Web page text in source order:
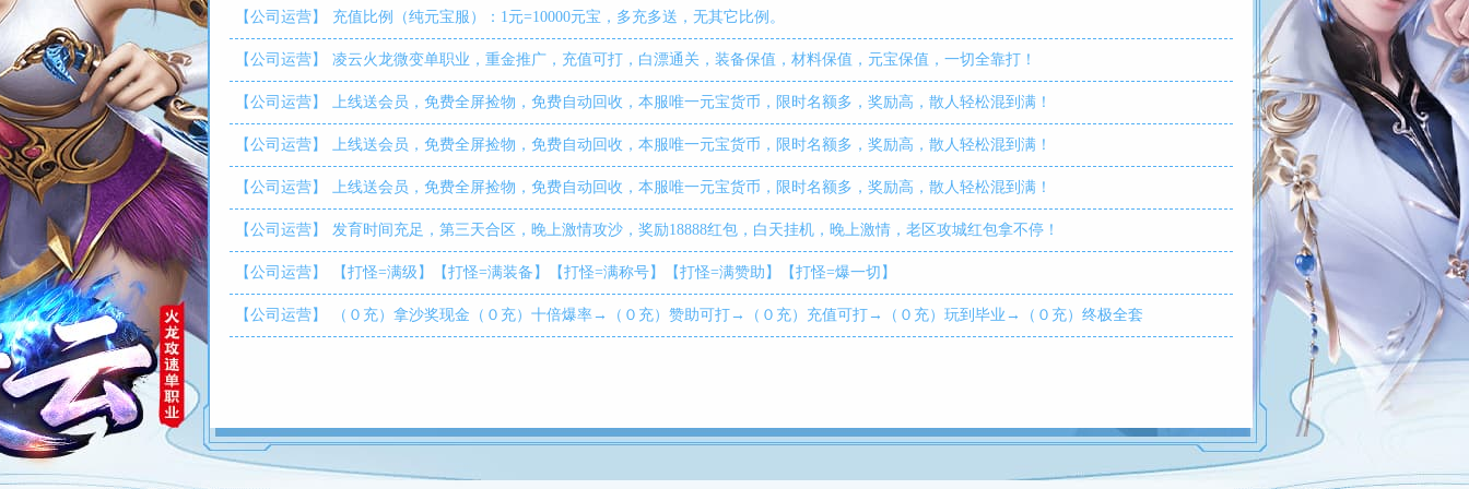
【公司运营】 充值比例（纯元宝服）：1元=10000元宝，多充多送，无其它比例。
【公司运营】 凌云火龙微变单职业，重金推广，充值可打，白漂通关，装备保值，材料保值，元宝保值，一切全靠打！
【公司运营】 上线送会员，免费全屏捡物，免费自动回收，本服唯一元宝货币，限时名额多，奖励高，散人轻松混到满！
【公司运营】 上线送会员，免费全屏捡物，免费自动回收，本服唯一元宝货币，限时名额多，奖励高，散人轻松混到满！
【公司运营】 上线送会员，免费全屏捡物，免费自动回收，本服唯一元宝货币，限时名额多，奖励高，散人轻松混到满！
【公司运营】 发育时间充足，第三天合区，晚上激情攻沙，奖励18888红包，白天挂机，晚上激情，老区攻城红包拿不停！
【公司运营】 【打怪=满级】【打怪=满装备】【打怪=满称号】【打怪=满赞助】【打怪=爆一切】
【公司运营】 （０充）拿沙奖现金（０充）十倍爆率→（０充）赞助可打→（０充）充值可打→（０充）玩到毕业→（０充）终极全套